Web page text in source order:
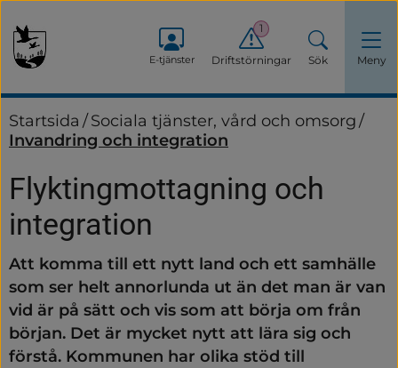
E-tjänster Driftstörningar
1
Sök Meny
Startsida /Sociala tjänster, vård och omsorg/
Invandring och integration
Flyktingmottagning och
integration
Att komma till ett nytt land och ett samhälle
som ser helt annorlunda ut än det man är van
vid är på sätt och vis som att börja om från
början. Det är mycket nytt att lära sig och
förstå. Kommunen har olika stöd till